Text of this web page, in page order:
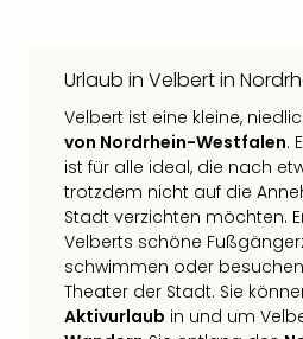
Urlaub in Velbert in
Velbert ist eine kleine,
von Nordrhein-Westfalen.
ist für alle ideal, die nach
trotzdem nicht auf die
Stadt verzichten möchten.
Velberts schöne
schwimmen oder
Theater der Stadt. Sie
Aktivurlaub in und um